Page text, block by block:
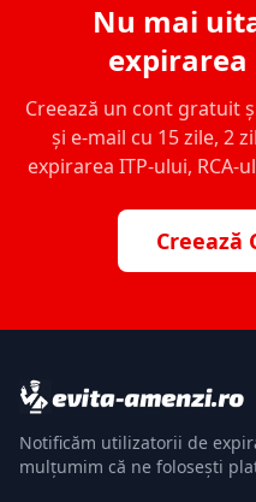
Nu mai
Creează un cont gratuit
și e-mail cu 15 zile, 2
expirarea ITP-ului, RCA-
Creează
Notificăm utilizatorii de
mulțumim că ne folosești